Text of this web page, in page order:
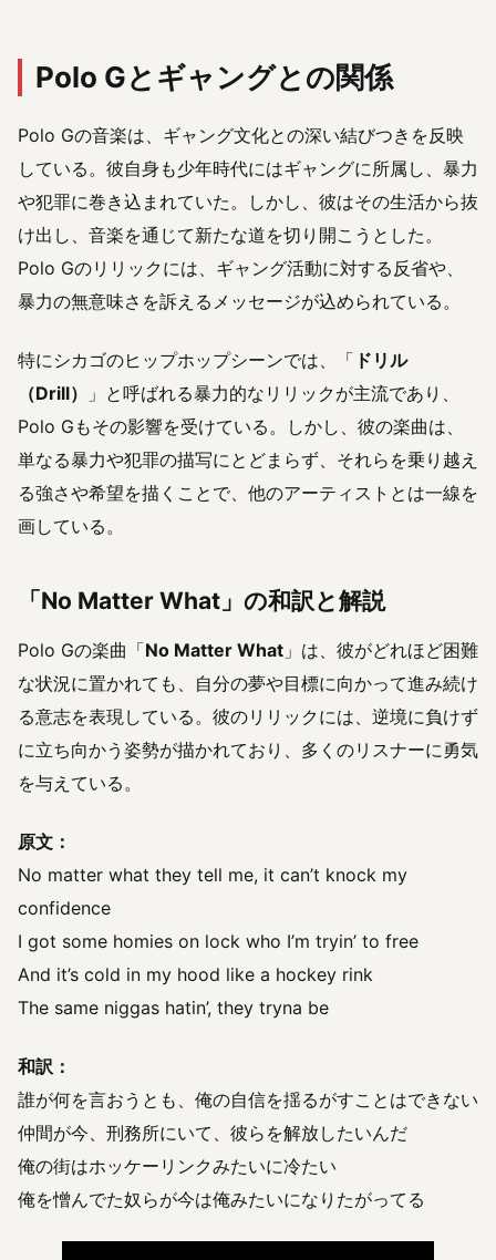
Polo Gとギャングとの関係
Polo Gの音楽は、ギャング文化との深い結びつきを反映
している。彼自身も少年時代にはギャングに所属し、暴力
や犯罪に巻き込まれていた。しかし、彼はその生活から抜
け出し、音楽を通じて新たな道を切り開こうとした。
Polo Gのリリックには、ギャング活動に対する反省や、
暴力の無意味さを訴えるメッセージが込められている。
特にシカゴのヒップホップシーンでは、「 ドリル
（Drill）
」と呼ばれる暴力的なリリックが主流であり、
Polo Gもその影響を受けている。しかし、彼の楽曲は、
単なる暴力や犯罪の描写にとどまらず、それらを乗り越え
る強さや希望を描くことで、他のアーティストとは一線を
画している。
「No Matter What」の和訳と解説
Polo Gの楽曲「No Matter What 」は、彼がどれほど困難
な状況に置かれても、自分の夢や目標に向かって進み続け
る意志を表現している。彼のリリックには、逆境に負けず
に立ち向かう姿勢が描かれており、多くのリスナーに勇気
を与えている。
原文：
No matter what they tell me, it can’t knock my
confidence
I got some homies on lock who I’m tryin’ to free
And it’s cold in my hood like a hockey rink
The same niggas hatin’, they tryna be
和訳：
誰が何を言おうとも、俺の自信を揺るがすことはできない
仲間が今、刑務所にいて、彼らを解放したいんだ
俺の街はホッケーリンクみたいに冷たい
俺を憎んでた奴らが今は俺みたいになりたがってる